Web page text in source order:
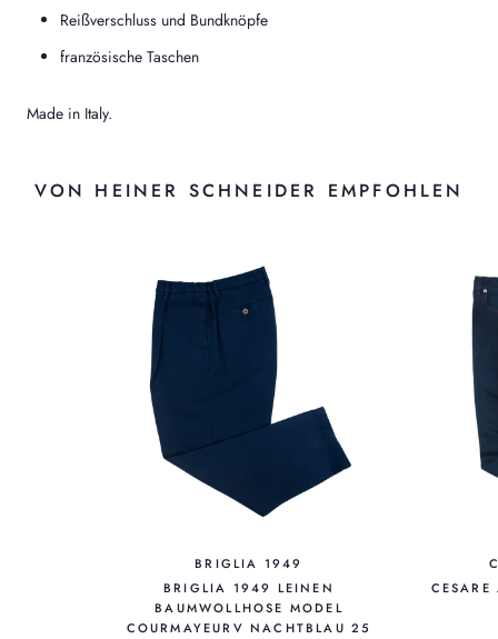
Reißverschluss und Bundknöpfe
französische Taschen
Made in Italy.
VON HEINER SCHNEIDER EMPFOHLEN
BRIGLIA 1949
BRIGLIA 1949 LEINEN
BAUMWOLLHOSE MODEL
COURMAYEURV NACHTBLAU 25